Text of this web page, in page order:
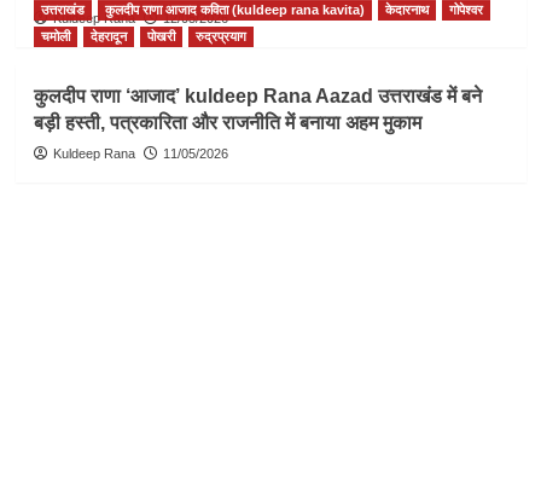
Kuldeep Rana 12/05/2026
उत्तराखंड कुलदीप राणा आजाद कविता (kuldeep rana kavita) केदारनाथ
गोपेश्वर
चमोली
देहरादून पोखरी रुद्रप्रयाग
कुलदीप राणा ‘आजाद’ kuldeep Rana Aazad उत्तराखंड में बने
बड़ी हस्ती, पत्रकारिता और राजनीति में बनाया अहम मुकाम
Kuldeep Rana 11/05/2026